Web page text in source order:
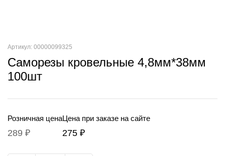
Артикул: 00000099325
Саморезы кровельные 4,8мм*38мм
100шт
Розничная цена
289 ₽
Цена при заказе на сайте
275 ₽